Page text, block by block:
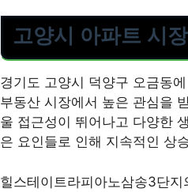
고양시 아파트 시
경기도 고양시 덕양구 오금동
부동산 시장에서 높은 관심을
울 접근성이 뛰어나고 다양한
은 요인들로 인해 지속적인 상
힐스테이트라피아노삼송3단